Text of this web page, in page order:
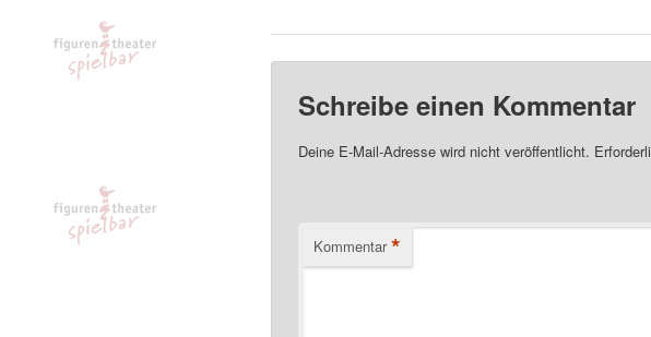
Schreibe einen Kommentar
Deine E-Mail-Adresse wird nicht veröffentlicht.
Kommentar *